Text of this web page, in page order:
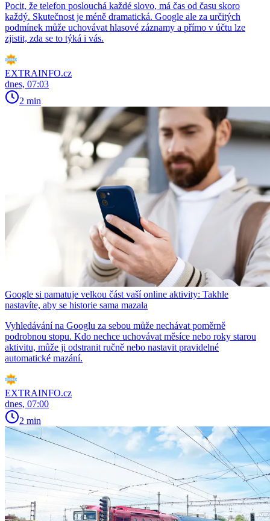
Pocit, že telefon poslouchá každé slovo, má čas od času skoro
každý. Skutečnost je méně dramatická. Google ale za určitých
podmínek může uchovávat hlasové záznamy a přímo v účtu lze
zjistit, zda se to týká i vás.
EXTRAINFO.cz
dnes, 07:03
2 min
Google si pamatuje velkou část vaší online aktivity: Takhle
nastavíte, aby se historie sama mazala
Vyhledávání na Googlu za sebou může nechávat poměrně
podrobnou stopu. Kdo nechce uchovávat měsíce nebo roky starou
aktivitu, může ji odstranit ručně nebo nastavit pravidelné
automatické mazání.
EXTRAINFO.cz
dnes, 07:00
2 min